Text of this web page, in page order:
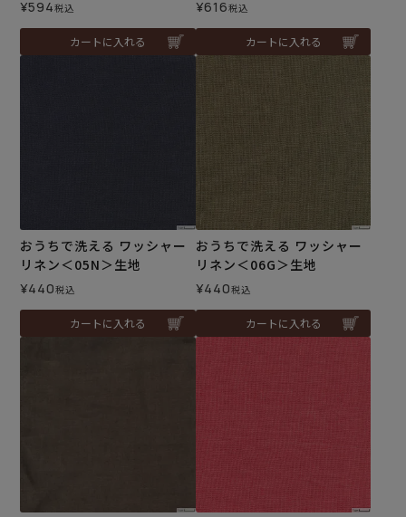
¥594税込
カートに入れる
¥616税込
カートに入れる
おうちで洗える ワッシャー
リネン＜05N＞生地
¥440税込
カートに入れる
おうちで洗える ワッシャー
リネン＜06G＞生地
¥440税込
カートに入れる